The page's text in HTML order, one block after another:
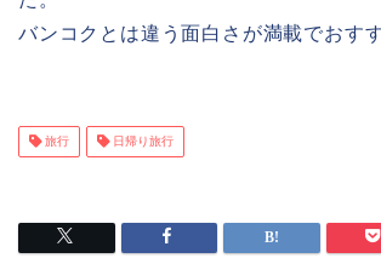
バンコクとは違う面白さが満載でおす
旅行 日帰り旅行